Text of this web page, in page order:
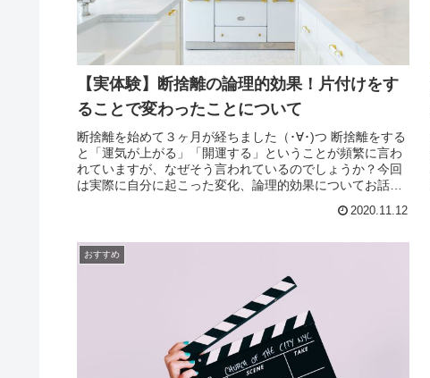
【実体験】断捨離の論理的効果！片付けをす
ることで変わったことについて
断捨離を始めて３ヶ月が経ちました（･∀･)つ 断捨離をする
と「運気が上がる」「開運する」ということが頻繁に言わ
れていますが、なぜそう言われているのでしょうか？今回
は実際に自分に起こった変化、論理的効果についてお話し
2020.11.12
おすすめ